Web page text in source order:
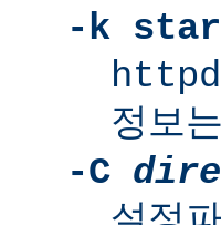
-k
httpd
정보는
-C